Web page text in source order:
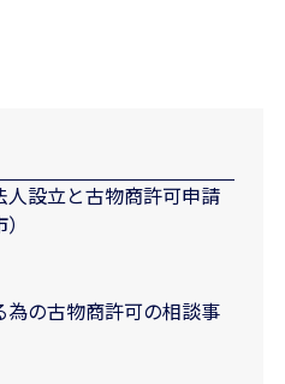
設立と古物商許可申請
の古物商許可の相談事